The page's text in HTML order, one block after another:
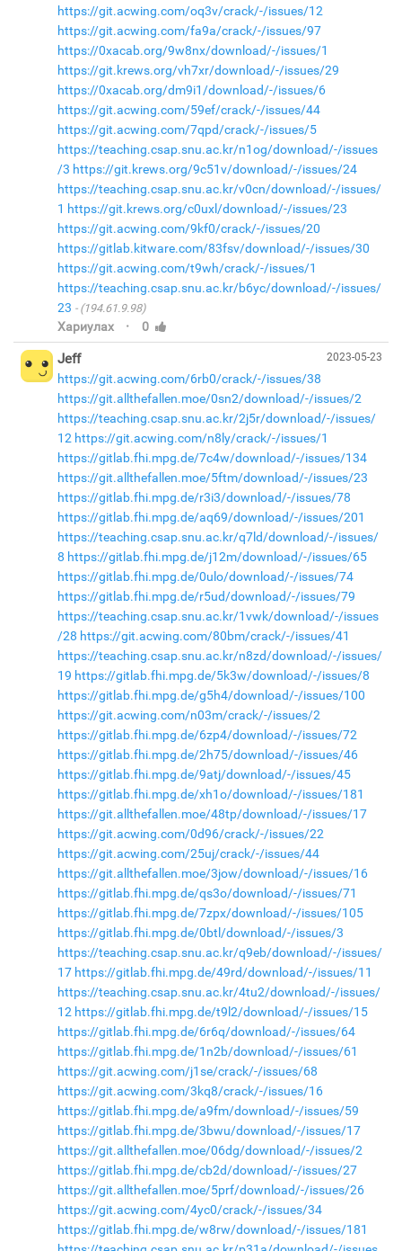
https://git.acwing.com/oq3v/crack/-/issues/12
https://git.acwing.com/fa9a/crack/-/issues/97
https://0xacab.org/9w8nx/download/-/issues/1
https://git.krews.org/vh7xr/download/-/issues/29
https://0xacab.org/dm9i1/download/-/issues/6
https://git.acwing.com/59ef/crack/-/issues/44
https://git.acwing.com/7qpd/crack/-/issues/5
https://teaching.csap.snu.ac.kr/n1og/download/-/issues
/3 https://git.krews.org/9c51v/download/-/issues/24
https://teaching.csap.snu.ac.kr/v0cn/download/-/issues/
1 https://git.krews.org/c0uxl/download/-/issues/23
https://git.acwing.com/9kf0/crack/-/issues/20
https://gitlab.kitware.com/83fsv/download/-/issues/30
https://git.acwing.com/t9wh/crack/-/issues/1
https://teaching.csap.snu.ac.kr/b6yc/download/-/issues/
23
(194.61.9.98)
Хариулах · 0
2023-05-23
Jeff
https://git.acwing.com/6rb0/crack/-/issues/38
https://git.allthefallen.moe/0sn2/download/-/issues/2
https://teaching.csap.snu.ac.kr/2j5r/download/-/issues/
12 https://git.acwing.com/n8ly/crack/-/issues/1
https://gitlab.fhi.mpg.de/7c4w/download/-/issues/134
https://git.allthefallen.moe/5ftm/download/-/issues/23
https://gitlab.fhi.mpg.de/r3i3/download/-/issues/78
https://gitlab.fhi.mpg.de/aq69/download/-/issues/201
https://teaching.csap.snu.ac.kr/q7ld/download/-/issues/
8 https://gitlab.fhi.mpg.de/j12m/download/-/issues/65
https://gitlab.fhi.mpg.de/0ulo/download/-/issues/74
https://gitlab.fhi.mpg.de/r5ud/download/-/issues/79
https://teaching.csap.snu.ac.kr/1vwk/download/-/issues
/28 https://git.acwing.com/80bm/crack/-/issues/41
https://teaching.csap.snu.ac.kr/n8zd/download/-/issues/
19 https://gitlab.fhi.mpg.de/5k3w/download/-/issues/8
https://gitlab.fhi.mpg.de/g5h4/download/-/issues/100
https://git.acwing.com/n03m/crack/-/issues/2
https://gitlab.fhi.mpg.de/6zp4/download/-/issues/72
https://gitlab.fhi.mpg.de/2h75/download/-/issues/46
https://gitlab.fhi.mpg.de/9atj/download/-/issues/45
https://gitlab.fhi.mpg.de/xh1o/download/-/issues/181
https://git.allthefallen.moe/48tp/download/-/issues/17
https://git.acwing.com/0d96/crack/-/issues/22
https://git.acwing.com/25uj/crack/-/issues/44
https://git.allthefallen.moe/3jow/download/-/issues/16
https://gitlab.fhi.mpg.de/qs3o/download/-/issues/71
https://gitlab.fhi.mpg.de/7zpx/download/-/issues/105
https://gitlab.fhi.mpg.de/0btl/download/-/issues/3
https://teaching.csap.snu.ac.kr/q9eb/download/-/issues/
17 https://gitlab.fhi.mpg.de/49rd/download/-/issues/11
https://teaching.csap.snu.ac.kr/4tu2/download/-/issues/
12 https://gitlab.fhi.mpg.de/t9l2/download/-/issues/15
https://gitlab.fhi.mpg.de/6r6q/download/-/issues/64
https://gitlab.fhi.mpg.de/1n2b/download/-/issues/61
https://git.acwing.com/j1se/crack/-/issues/68
https://git.acwing.com/3kq8/crack/-/issues/16
https://gitlab.fhi.mpg.de/a9fm/download/-/issues/59
https://gitlab.fhi.mpg.de/3bwu/download/-/issues/17
https://git.allthefallen.moe/06dg/download/-/issues/2
https://gitlab.fhi.mpg.de/cb2d/download/-/issues/27
https://git.allthefallen.moe/5prf/download/-/issues/26
https://git.acwing.com/4yc0/crack/-/issues/34
https://gitlab.fhi.mpg.de/w8rw/download/-/issues/181